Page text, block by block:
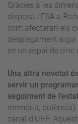
Gràcies a les
disposa l’ESA a
com afectaran els
desplegament
en un espai de cinc
Una altra novetat
servir un
seguiment de
memòria,
canal d’UHF.